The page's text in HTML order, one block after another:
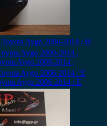
Aygo 2006-2014 / Θ
Aygo 2009-2014 ,
Aygo 2006-2014 / Ε